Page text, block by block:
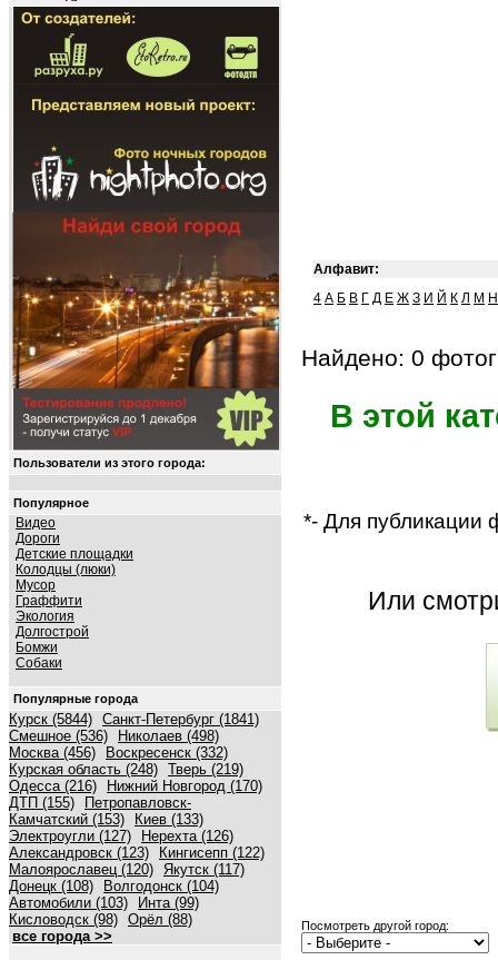
Пользователи из этого города:
Популярное
Видео
Дороги
Детские площадки
Колодцы (люки)
Мусор
Граффити
Экология
Долгострой
Бомжи
Собаки
Популярные города
Курск (5844) Санкт-Петербург (1841)
Смешное (536)
Николаев (498)
Москва (456)
Воскресенск (332)
Курская область (248) Тверь (219)
Одесса (216)
Нижний Новгород (170)
ДТП (155)
Петропавловск-
Камчатский (153)
Киев (133)
Электроугли (127)
Нерехта (126)
Александровск (123)
Кингисепп (122)
Малоярославец (120) Якутск (117)
Донецк (108)
Волгодонск (104)
Автомобили (103)
Инта (99)
Кисловодск (98) Орёл (88)
все города >>
Алфавит:
4 А Б В Г Д Е Ж З И Й К Л М Н
Найдено: 0
В этой
*- Для публикации
Или
Посмотреть другой город: